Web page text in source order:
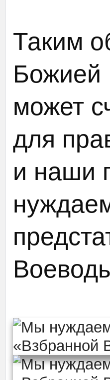
Таким
Божией
может
для
и наши